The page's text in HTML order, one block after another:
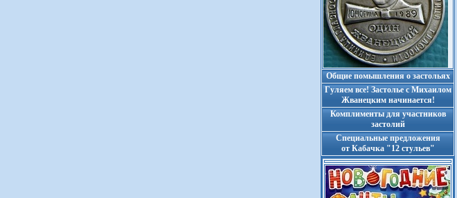
Общие помышления о застольях
Гуляем все! Застолье с Михаилом
Жванецким начинается!
Комплименты для участников
застолий
Cпециальные предложения
от Кабачка "12 стульев"